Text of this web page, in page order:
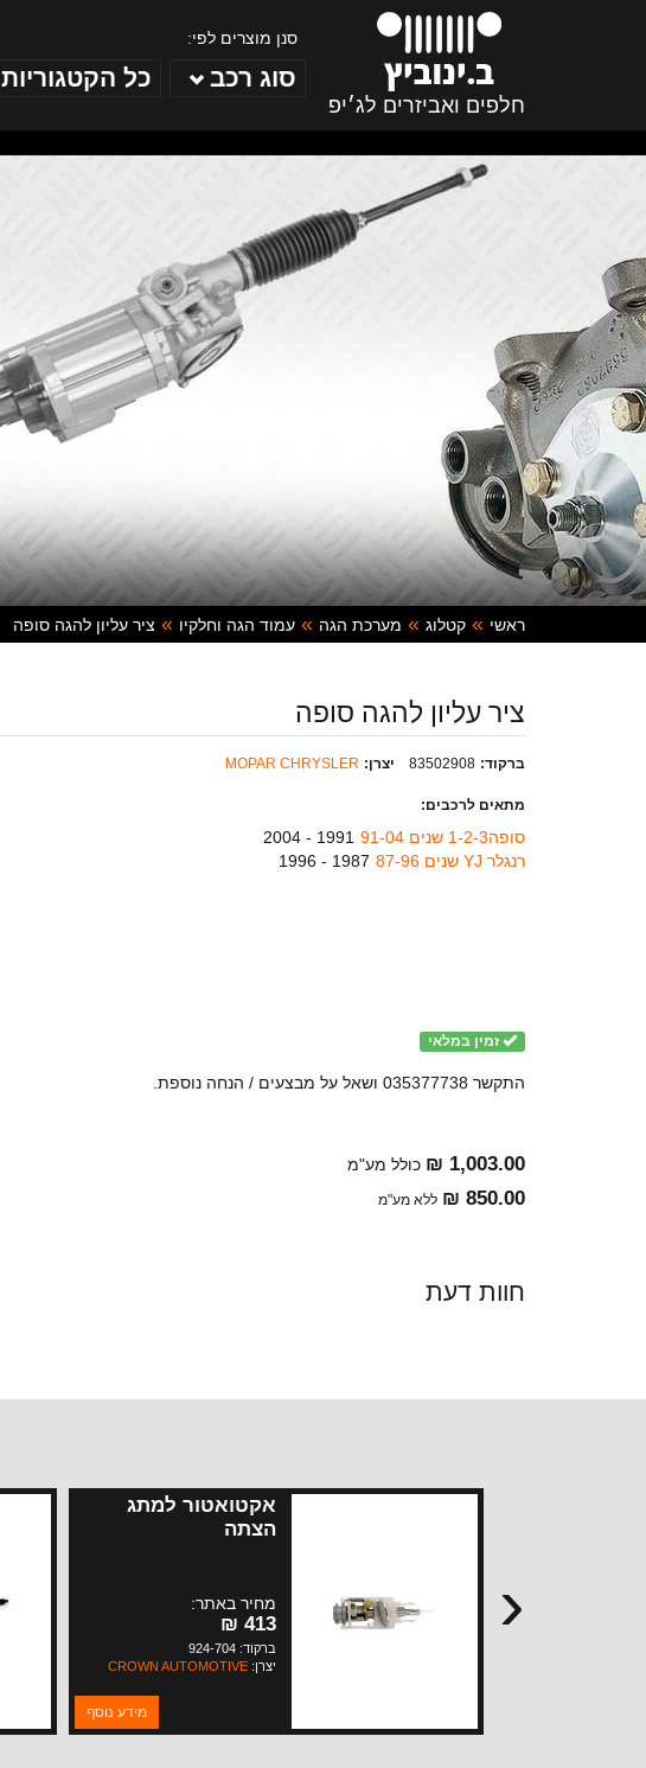
חלפים ואביזרים לג׳יפ
סנן מוצרים לפי:
סוג רכב כל הקטגוריות
ראשי קטלוג מערכת הגה עמוד הגה וחלקיו ציר עליון להגה סופה
ציר עליון להגה סופה
ברקוד: 83502908 יצרן: MOPAR CHRYSLER
מתאים לרכבים:
סופה1-2-3 שנים 91-04
1991 - 2004
רנגלר YJ שנים 87-96
1987 - 1996
זמין במלאי
התקשר 035377738 ושאל על מבצעים / הנחה נוספת.
1,003.00 ₪ כולל מע"מ
850.00 ₪ ללא מע"מ
חוות דעת
אקטואטור למתג
הצתה
מחיר באתר:
413 ₪
ברקוד: 924-704
יצרן: CROWN AUTOMOTIVE
מידע נוסף
‹